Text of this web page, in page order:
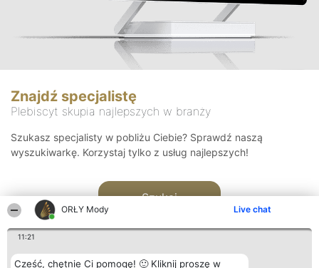
ORŁY Mody Live chat
11:21
Cześć, chętnie Ci pomogę! 🙂 Kliknij proszę w
Znajdź specjalistę
Plebiscyt skupia najlepszych w branży
Szukasz specjalisty w pobliżu Ciebie? Sprawdź naszą
wyszukiwarkę. Korzystaj tylko z usług najlepszych!
Szukaj